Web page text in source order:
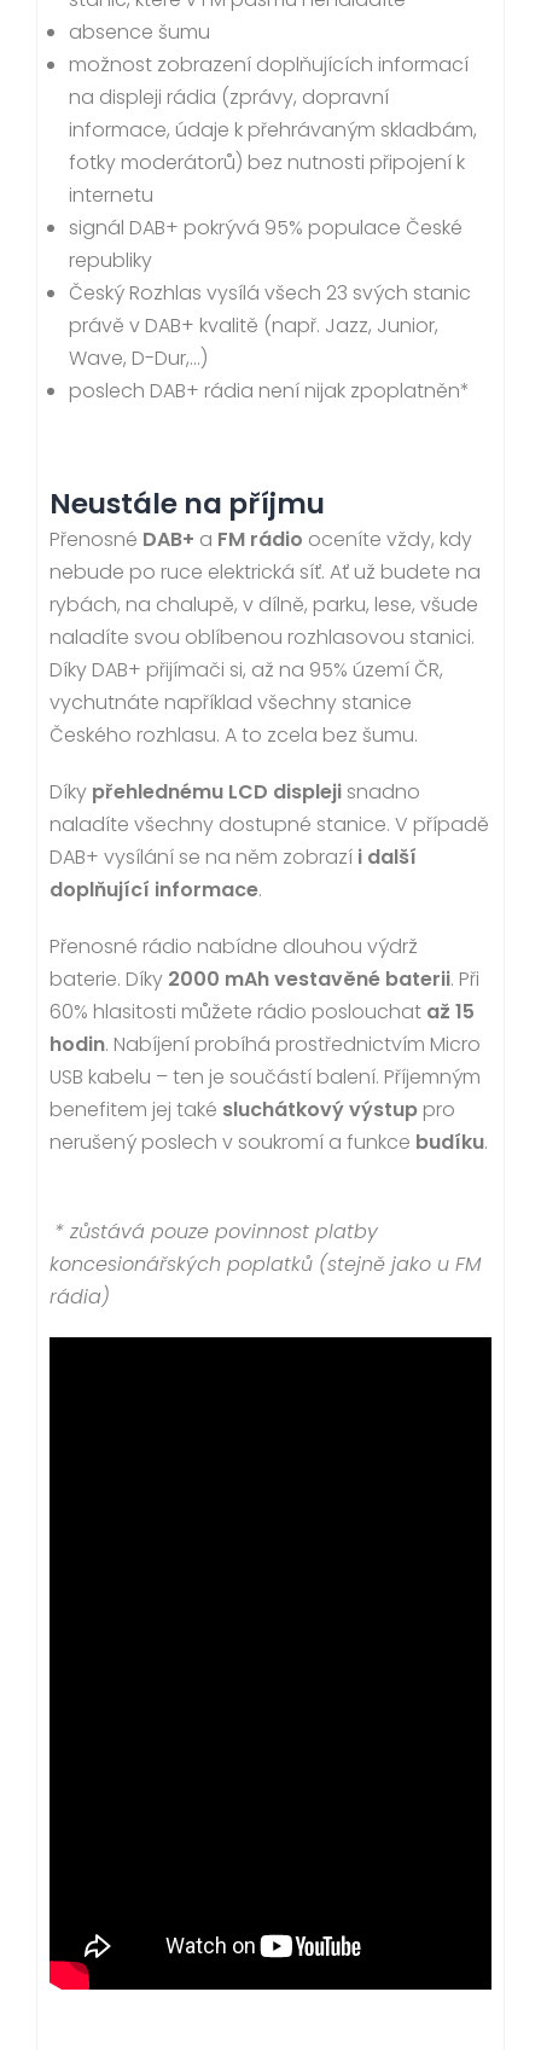
absence šumu
možnost zobrazení doplňujících informací
na displeji rádia (zprávy, dopravní
informace, údaje k přehrávaným skladbám,
fotky moderátorů) bez nutnosti připojení k
internetu
signál DAB+ pokrývá 95% populace České
republiky
Český Rozhlas vysílá všech 23 svých stanic
právě v DAB+ kvalitě (např. Jazz, Junior,
Wave, D-Dur,…)
poslech DAB+ rádia není nijak zpoplatněn*
Neustále na příjmu
Přenosné DAB+ a FM rádio oceníte vždy, kdy
nebude po ruce elektrická síť. Ať už budete na
rybách, na chalupě, v dílně, parku, lese, všude
naladíte svou oblíbenou rozhlasovou stanici.
Díky DAB+ přijímači si, až na 95% území ČR,
vychutnáte například všechny stanice
Českého rozhlasu. A to zcela bez šumu.
Díky přehlednému LCD displeji snadno
naladíte všechny dostupné stanice. V případě
DAB+ vysílání se na něm zobrazí i další
doplňující informace.
Přenosné rádio nabídne dlouhou výdrž
baterie. Díky 2000 mAh vestavěné baterii. Při
60% hlasitosti můžete rádio poslouchat až 15
hodin. Nabíjení probíhá prostřednictvím Micro
USB kabelu – ten je součástí balení. Příjemným
benefitem jej také sluchátkový výstup pro
nerušený poslech v soukromí a funkce budíku.
* zůstává pouze povinnost platby
koncesionářských poplatků (stejně jako u FM
rádia)